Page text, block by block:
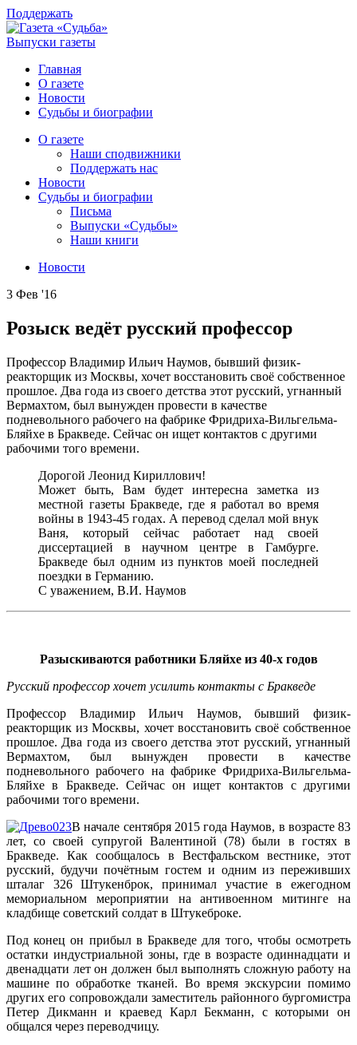
Поддержать
Выпуски газеты
Главная
О газете
Новости
Судьбы и биографии
О газете
Наши сподвижники
Поддержать нас
Новости
Судьбы и биографии
Письма
Выпуски «Судьбы»
Наши книги
Новости
3 Фев '16
Розыск ведёт русский профессор
Профессор Владимир Ильич Наумов, бывший физик-
реакторщик из Москвы, хочет восстановить своё собственное
прошлое. Два года из своего детства этот русский, угнанный
Вермахтом, был вынужден провести в качестве
подневольного рабочего на фабрике Фридриха-Вильгельма-
Бляйхе в Бракведе. Сейчас он ищет контактов с другими
рабочими того времени.
Дорогой Леонид Кириллович!
Может быть, Вам будет интересна заметка из
местной газеты Бракведе, где я работал во время
войны в 1943-45 годах. А перевод сделал мой внук
Ваня, который сейчас работает над своей
диссертацией в научном центре в Гамбурге.
Бракведе был одним из пунктов моей последней
поездки в Германию.
С уважением, В.И. Наумов
Разыскиваются работники Бляйхе из 40-х годов
Русский профессор хочет усилить контакты с Бракведе
Профессор Владимир Ильич Наумов, бывший физик-
реакторщик из Москвы, хочет восстановить своё собственное
прошлое. Два года из своего детства этот русский, угнанный
Вермахтом, был вынужден провести в качестве
подневольного рабочего на фабрике Фридриха-Вильгельма-
Бляйхе в Бракведе. Сейчас он ищет контактов с другими
рабочими того времени.
В начале сентября 2015 года Наумов, в возрасте 83
лет, со своей супругой Валентиной (78) были в гостях в
Бракведе. Как сообщалось в Вестфальском вестнике, этот
русский, будучи почётным гостем и одним из переживших
шталаг 326 Штукенброк, принимал участие в ежегодном
мемориальном мероприятии на антивоенном митинге на
кладбище советский солдат в Штукеброке.
Под конец он прибыл в Бракведе для того, чтобы осмотреть
остатки индустриальной зоны, где в возрасте одиннадцати и
двенадцати лет он должен был выполнять сложную работу на
машине по обработке тканей. Во время экскурсии помимо
других его сопровождали заместитель районного бургомистра
Петер Дикманн и краевед Карл Бекманн, с которыми он
общался через переводчицу.